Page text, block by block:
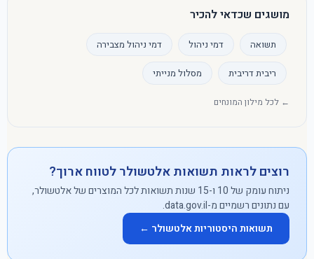
מושגים שכדאי להכיר
תשואה דמי ניהול דמי ניהול מצבירה
ריבית דריבית מסלול מנייתי
← לכל מילון המונחים
רוצים לראות תשואות אלטשולר לטווח ארוך?
ניתוח עומק של 10 ו-15 שנות תשואות לכל המוצרים של אלטשולר,
עם נתונים רשמיים מ-data.gov.il.
תשואות היסטוריות אלטשולר ←